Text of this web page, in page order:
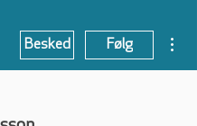
Besked Følg